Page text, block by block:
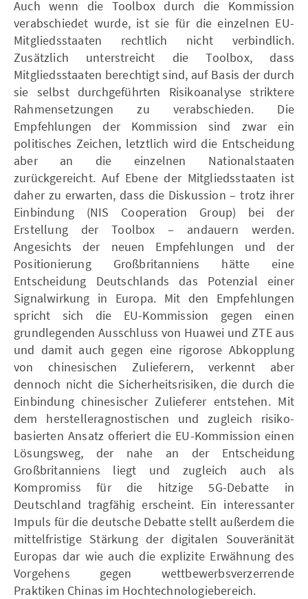
Auch wenn die Toolbox durch die Kommission
verabschiedet wurde, ist sie für die einzelnen EU-
Mitgliedsstaaten rechtlich nicht verbindlich.
Zusätzlich unterstreicht die Toolbox, dass
Mitgliedsstaaten berechtigt sind, auf Basis der durch
sie selbst durchgeführten Risikoanalyse striktere
Rahmensetzungen zu verabschieden. Die
Empfehlungen der Kommission sind zwar ein
politisches Zeichen, letztlich wird die Entscheidung
aber an die einzelnen Nationalstaaten
zurückgereicht. Auf Ebene der Mitgliedsstaaten ist
daher zu erwarten, dass die Diskussion – trotz ihrer
Einbindung (NIS Cooperation Group) bei der
Erstellung der Toolbox – andauern werden.
Angesichts der neuen Empfehlungen und der
Positionierung Großbritanniens hätte eine
Entscheidung Deutschlands das Potenzial einer
Signalwirkung in Europa. Mit den Empfehlungen
spricht sich die EU-Kommission gegen einen
grundlegenden Ausschluss von Huawei und ZTE aus
und damit auch gegen eine rigorose Abkopplung
von chinesischen Zulieferern, verkennt aber
dennoch nicht die Sicherheitsrisiken, die durch die
Einbindung chinesischer Zulieferer entstehen. Mit
dem herstelleragnostischen und zugleich risiko-
basierten Ansatz offeriert die EU-Kommission einen
Lösungsweg, der nahe an der Entscheidung
Großbritanniens liegt und zugleich auch als
Kompromiss für die hitzige 5G-Debatte in
Deutschland tragfähig erscheint. Ein interessanter
Impuls für die deutsche Debatte stellt außerdem die
mittelfristige Stärkung der digitalen Souveränität
Europas dar wie auch die explizite Erwähnung des
Vorgehens gegen wettbewerbsverzerrende
Praktiken Chinas im Hochtechnologiebereich.